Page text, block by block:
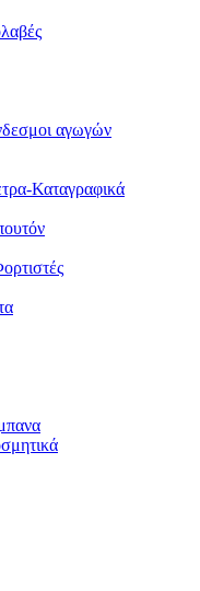
αγωγών
Καταγραφικά